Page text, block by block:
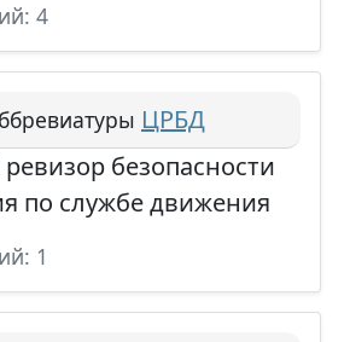
4
ЦРБД
безопасности
по службе движения
1